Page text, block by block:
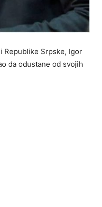
Republike Srpske, Igor
da odustane od svojih